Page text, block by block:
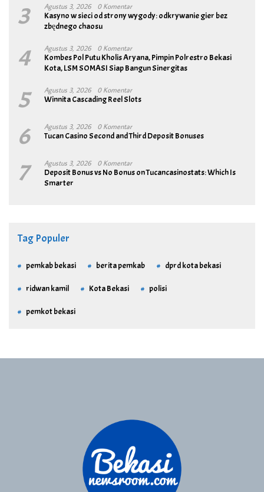
3 Agustus 3, 2026 0 Komentar
Kasyno w sieci od strony wygody: odkrywanie gier bez
zbędnego chaosu
4 Agustus 3, 2026 0 Komentar
Kombes Pol Putu Kholis Aryana, Pimpin Polrestro Bekasi
Kota, LSM SOMASI Siap Bangun Sinergitas
5 Agustus 3, 2026 0 Komentar
Winnita Cascading Reel Slots
6 Agustus 3, 2026 0 Komentar
Tucan Casino Second and Third Deposit Bonuses
7 Agustus 3, 2026 0 Komentar
Deposit Bonus vs No Bonus on Tucancasinostats: Which Is
Smarter
Tag Populer
pemkab bekasi berita pemkab dprd kota bekasi
ridwan kamil Kota Bekasi polisi
pemkot bekasi